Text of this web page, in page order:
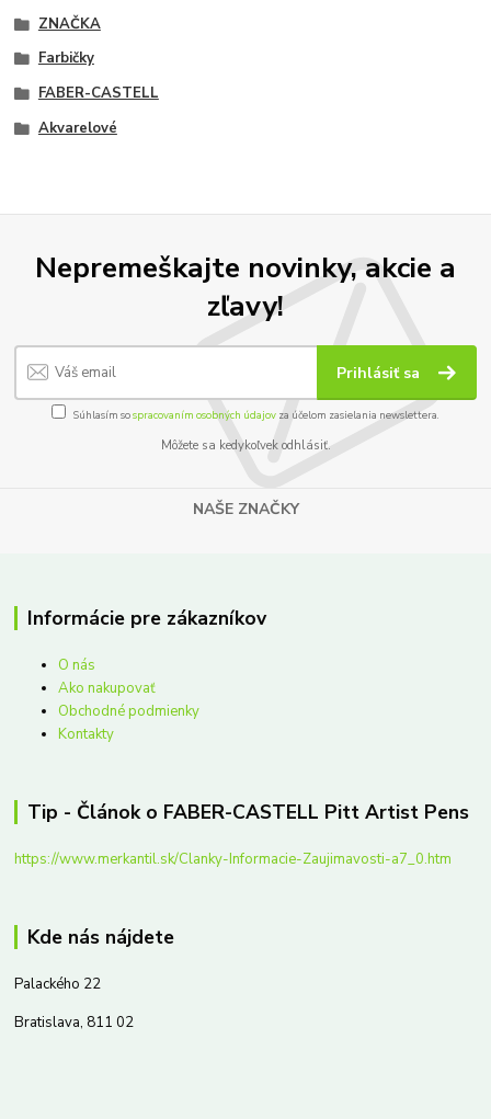
ZNAČKA
Farbičky
FABER-CASTELL
Akvarelové
Nepremeškajte novinky, akcie a
zľavy!
Prihlásiť sa
Súhlasím sospracovaním osobných údajov za účelom zasielania newslettera.
Môžete sa kedykoľvek odhlásiť.
NAŠE ZNAČKY
Informácie pre zákazníkov
O nás
Ako nakupovať
Obchodné podmienky
Kontakty
Tip - Článok o FABER-CASTELL Pitt Artist Pens
https://www.merkantil.sk/Clanky-Informacie-Zaujimavosti-a7_0.htm
Kde nás nájdete
Palackého 22
Bratislava, 811 02